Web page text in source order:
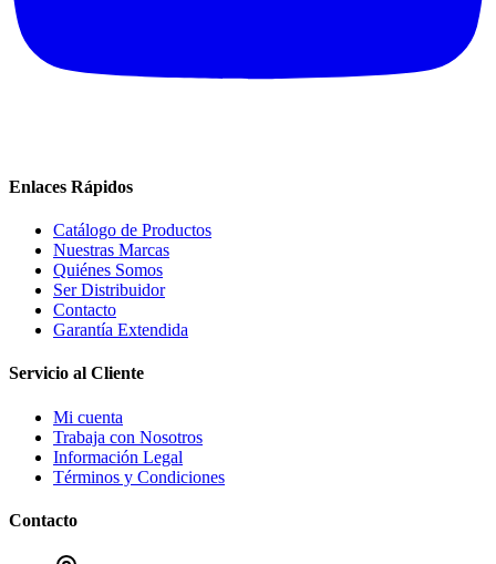
Enlaces Rápidos
Catálogo de Productos
Nuestras Marcas
Quiénes Somos
Ser Distribuidor
Contacto
Garantía Extendida
Servicio al Cliente
Mi cuenta
Trabaja con Nosotros
Información Legal
Términos y Condiciones
Contacto